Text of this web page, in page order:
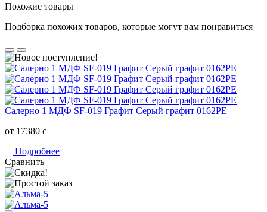
Похожие товары
Подборка похожих товаров, которые могут вам понравиться
Салерно 1 МДФ SF-019 Графит Серый графит 0162РЕ
от 17380 c
Подробнее
Сравнить